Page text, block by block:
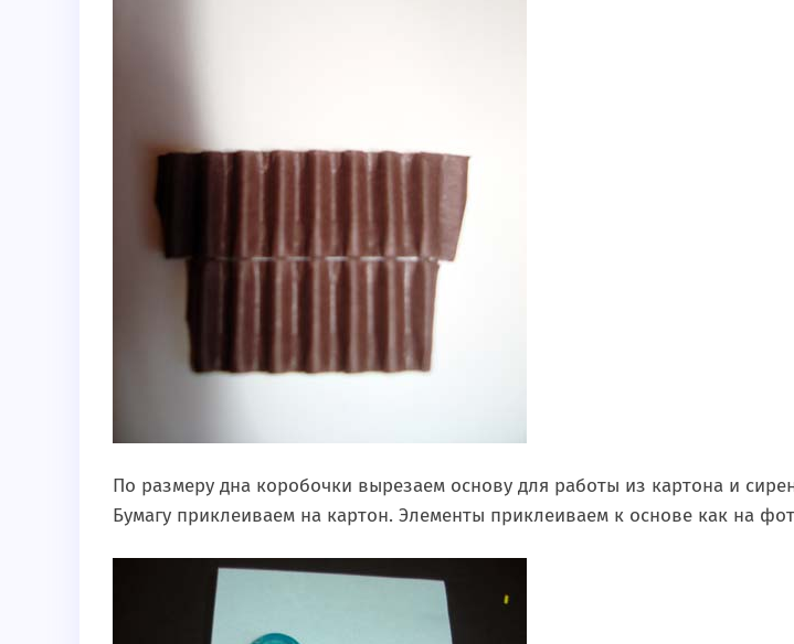
По размеру дна коробочки вырезаем основу для работы из картона и
Бумагу приклеиваем на картон. Элементы приклеиваем к основе как на